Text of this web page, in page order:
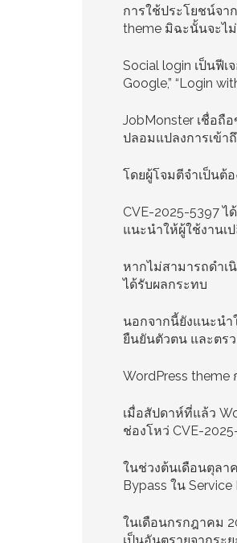
การใช้ประโยชน์จา
theme มิฉะนั้นจะไ
Social login เป็นฟีเ
Google,” “Login
JobMonster เชื่อถื
ปลอมแปลงการเข้า
โดยผู้โจมตีจำเป็นต้
CVE-2025-5397 ไ
แนะนำให้ผู้ใช้งานเ
หากไม่สามารถดำเ
ได้รับผลกระทบ
นอกจากนี้ยังแนะน
ยืนยันตัวตน และตร
WordPress theme
เมื่อสัปดาห์ที่แล้ว
ช่องโหว่ CVE-
ในช่วงต้นเดือนตุลา
Bypass ใน
ในเดือนกรกฎาคม